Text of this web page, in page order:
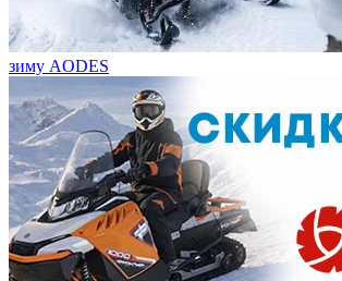
зиму AODES